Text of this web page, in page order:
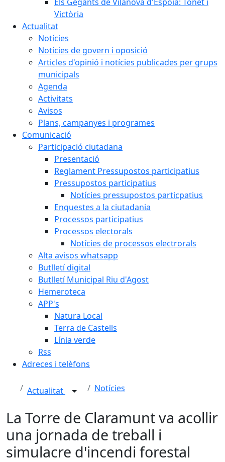
Victòria
Actualitat
Notícies
Notícies de govern i oposició
Articles d'opinió i notícies publicades per grups
municipals
Agenda
Activitats
Avisos
Plans, campanyes i programes
Comunicació
Participació ciutadana
Presentació
Reglament Pressupostos participatius
Pressupostos participatius
Notícies pressupostos particpatius
Enquestes a la ciutadania
Processos participatius
Processos electorals
Notícies de processos electrorals
Alta avisos whatsapp
Butlletí digital
Butlletí Municipal Riu d'Agost
Hemeroteca
APP's
Natura Local
Terra de Castells
Línia verde
Rss
Adreces i telèfons
Actualitat Notícies
La Torre de Claramunt va acollir
una jornada de treball i
simulacre d'incendi forestal